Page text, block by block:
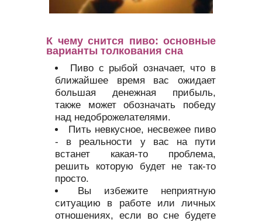
К чему снится пиво: основные
варианты толкования сна
Пиво с рыбой означает, что в
ближайшее время вас ожидает
большая денежная прибыль,
также может обозначать победу
над недоброжелателями.
Пить невкусное, несвежее пиво
- в реальности у вас на пути
встанет какая-то проблема,
решить которую будет не так-то
просто.
Вы избежите неприятную
ситуацию в работе или личных
отношениях, если во сне будете